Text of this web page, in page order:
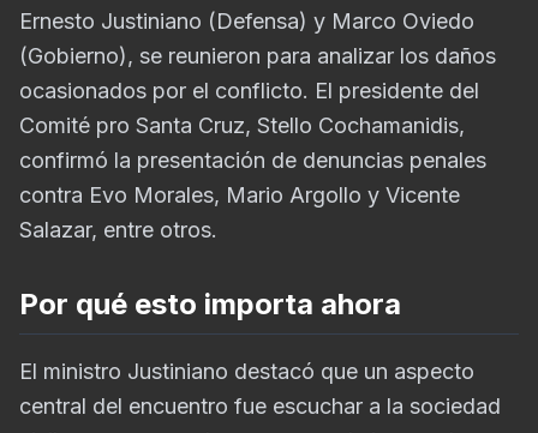
Ernesto Justiniano (Defensa) y Marco Oviedo
(Gobierno), se reunieron para analizar los daños
ocasionados por el conflicto. El presidente del
Comité pro Santa Cruz, Stello Cochamanidis,
confirmó la presentación de denuncias penales
contra Evo Morales, Mario Argollo y Vicente
Salazar, entre otros.
Por qué esto importa ahora
El ministro Justiniano destacó que un aspecto
central del encuentro fue escuchar a la sociedad